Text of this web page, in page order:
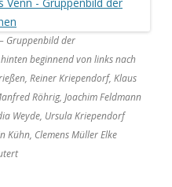
Gruppenbild der
beginnend von links nach
Reiner Kriependorf, Klaus
Röhrig, Joachim Feldmann
Weyde, Ursula Kriependorf
Kühn, Clemens Müller Elke